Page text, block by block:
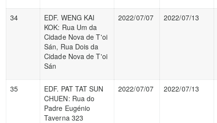
34
EDF. WENG KAI
KOK: Rua Um da
Cidade Nova de T'oi
Sán, Rua Dois da
Cidade Nova de T'oi
Sán
2022/07/07 2022/07/13
35
EDF. PAT TAT SUN
CHUEN: Rua do
Padre Eugénio
Taverna 323
2022/07/07 2022/07/13